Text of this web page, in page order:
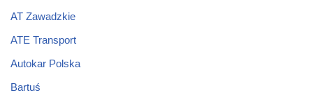
AT Zawadzkie
ATE Transport
Autokar Polska
Bartuś